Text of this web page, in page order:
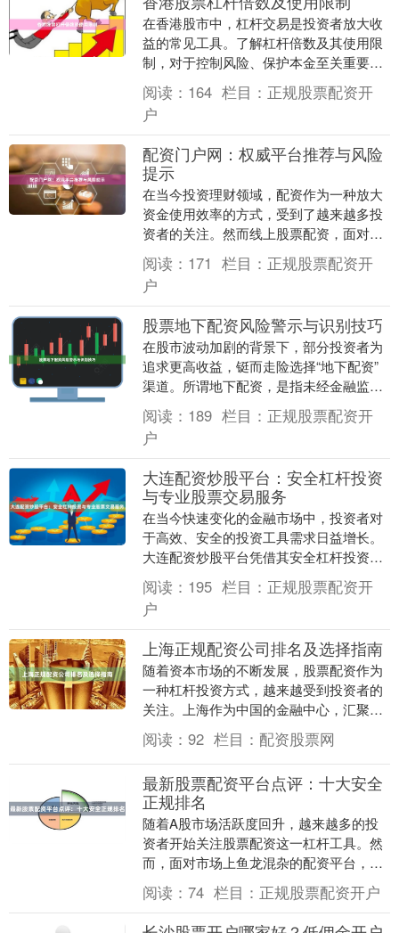
在香港股市中，杠杆交易是投资者放大收
益的常见工具。了解杠杆倍数及其使用限
制，对于控制风险、保护本金至关重要。
## 什么是股票杠杆倍数？ 股票杠杆倍数
是指投资者....
阅读： 164 栏目： 正规股票配资开
户
配资门户网：权威平台推荐与风险
提示
在当今投资理财领域，配资作为一种放大
资金使用效率的方式，受到了越来越多投
资者的关注。然而线上股票配资，面对市
场上琳琅满目的配资平台，如何选择一家
正规、安全、透明....
阅读： 171 栏目： 正规股票配资开
户
股票地下配资风险警示与识别技巧
在股市波动加剧的背景下，部分投资者为
追求更高收益，铤而走险选择“地下配资”
渠道。所谓地下配资，是指未经金融监管
部门批准，通过非正规平台向投资者提供
杠杆资金进行股....
阅读： 189 栏目： 正规股票配资开
户
大连配资炒股平台：安全杠杆投资
与专业股票交易服务
在当今快速变化的金融市场中，投资者对
于高效、安全的投资工具需求日益增长。
大连配资炒股平台凭借其安全杠杆投资与
专业股票交易服务，正成为越来越多投资
者的选择。本文将....
阅读： 195 栏目： 正规股票配资开
户
上海正规配资公司排名及选择指南
随着资本市场的不断发展，股票配资作为
一种杠杆投资方式，越来越受到投资者的
关注。上海作为中国的金融中心，汇聚了
大量配资公司。然而，面对市场上众多配
资平台，如何筛选....
阅读： 92 栏目： 配资股票网
最新股票配资平台点评：十大安全
正规排名
随着A股市场活跃度回升，越来越多的投
资者开始关注股票配资这一杠杆工具。然
而，面对市场上鱼龙混杂的配资平台，如
何选择安全正规的平台成为投资者的核心
痛点。本文将基于....
阅读： 74 栏目： 正规股票配资开户